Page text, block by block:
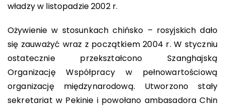
władzy w listopadzie 2002 r.
Ożywienie w stosunkach chińsko – rosyjskich dało
się zauważyć wraz z początkiem 2004 r. W styczniu
ostatecznie przekształcono Szanghajską
Organizację Współpracy w pełnowartościową
organizację międzynarodową. Utworzono stały
sekretariat w Pekinie i powołano ambasadora Chin